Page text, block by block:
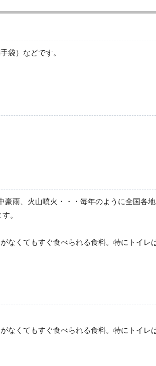
防犯対策用品
袋）などです。
雨、火山噴火・・・毎年のように全国各
。
なくてもすぐ食べられる食料。特にトイレ
なくてもすぐ食べられる食料。特にトイレ